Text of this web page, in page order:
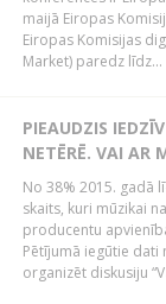
maijā Eiropas
Eiropas Komisijas
Market) paredz līdz...
PIEAUDZIS
NETĒRĒ. VAI AR
No 38% 2015. gadā
skaits, kuri mūzikai
producentu
Pētījumā iegūtie dati
organizēt diskusiju